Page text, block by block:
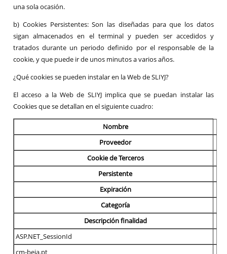
una sola ocasión.
b) Cookies Persistentes: Son las diseñadas para que los datos
sigan almacenados en el terminal y pueden ser accedidos y
tratados durante un periodo definido por el responsable de la
cookie, y que puede ir de unos minutos a varios años.
¿Qué cookies se pueden instalar en la Web de SLIYJ?
El acceso a la Web de SLIYJ implica que se puedan instalar las
Cookies que se detallan en el siguiente cuadro:
Nombre
Proveedor
Cookie de Terceros
Persistente
Expiración
Categoría
Descripción finalidad
ASP.NET_SessionId
cm-beja.pt